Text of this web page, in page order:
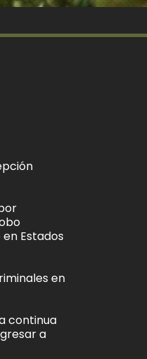
Estados
en
continua
a